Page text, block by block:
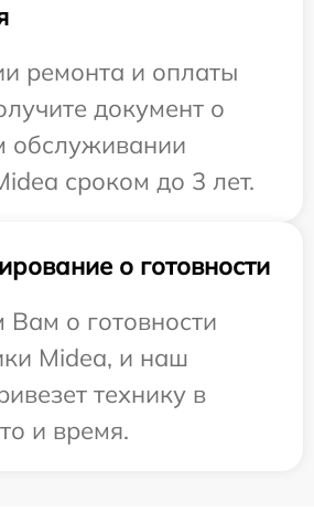
ремонта и оплаты
документ о
обслуживании
сроком до 3 лет.
о готовности
о готовности
Midea, и наш
технику в
и время.